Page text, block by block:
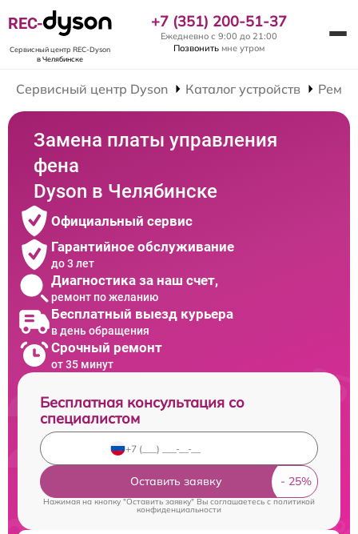
REC-
Сервисный центр REC-Dyson
в Челябинске
+7 (351) 200-51-37
Ежедневно с 9:00 до 21:00
Позвонить мне утром
Сервисный центр Dyson Каталог устройств
Замена платы управления
фена
Dyson в Челябинске
Официальный сервис
Гарантийное обслуживание
до 3 лет
Диагностика за наш счет,
ремонт по желанию
Бесплатный выезд курьера
в день обращения
Срочный ремонт
от 35 минут
Бесплатная консультация со
специалистом
Оставить заявку
Нажимая на кнопку "Оставить заявку" Вы соглашаетесь cполитикой
конфиденциальности